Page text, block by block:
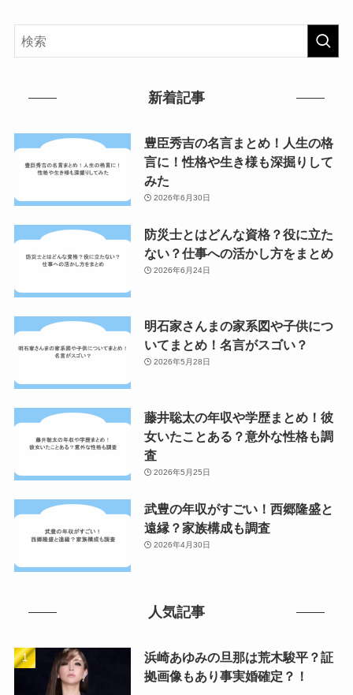
新着記事
豊臣秀吉の名言まとめ！人生の格
言に！性格や生き様も深掘りして
みた
2026年6月30日
防災士とはどんな資格？役に立た
ない？仕事への活かし方をまとめ
2026年6月24日
明石家さんまの家系図や子供につ
いてまとめ！名言がスゴい？
2026年5月28日
藤井聡太の年収や学歴まとめ！彼
女いたことある？意外な性格も調
査
2026年5月25日
武豊の年収がすごい！西郷隆盛と
遠縁？家族構成も調査
2026年4月30日
人気記事
浜崎あゆみの旦那は荒木駿平？証
拠画像もあり事実婚確定？！